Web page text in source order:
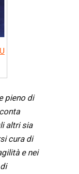
pieno di
altri sia
cura di
e nei